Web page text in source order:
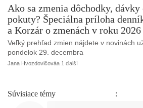
Ako sa zmenia dôchodky, dávky
pokuty? Špeciálna príloha
a Korzár o zmenách v roku 2026
Veľký prehľad zmien nájdete v novinách
pondelok 29. decembra
Jana Hvozdovičováa 1 ďalší
Súvisiace témy :